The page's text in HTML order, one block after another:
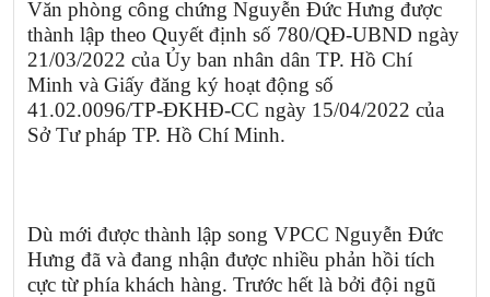
Văn phòng công chứng Nguyễn Đức Hưng được
thành lập theo Quyết định số 780/QĐ-UBND ngày
21/03/2022 của Ủy ban nhân dân TP. Hồ Chí
Minh và Giấy đăng ký hoạt động số
41.02.0096/TP-ĐKHĐ-CC ngày 15/04/2022 của
Sở Tư pháp TP. Hồ Chí Minh.
Dù mới được thành lập song VPCC Nguyễn Đức
Hưng đã và đang nhận được nhiều phản hồi tích
cực từ phía khách hàng. Trước hết là bởi đội ngũ